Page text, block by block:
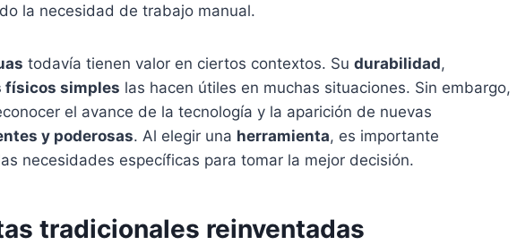
la necesidad de trabajo manual.
todavía tienen valor en ciertos contextos. Su durabilidad,
físicos simples las hacen útiles en muchas situaciones. Sin embargo,
el avance de la tecnología y la aparición de nuevas
y poderosas. Al elegir una herramienta, es importante
necesidades específicas para tomar la mejor decisión.
tradicionales reinventadas